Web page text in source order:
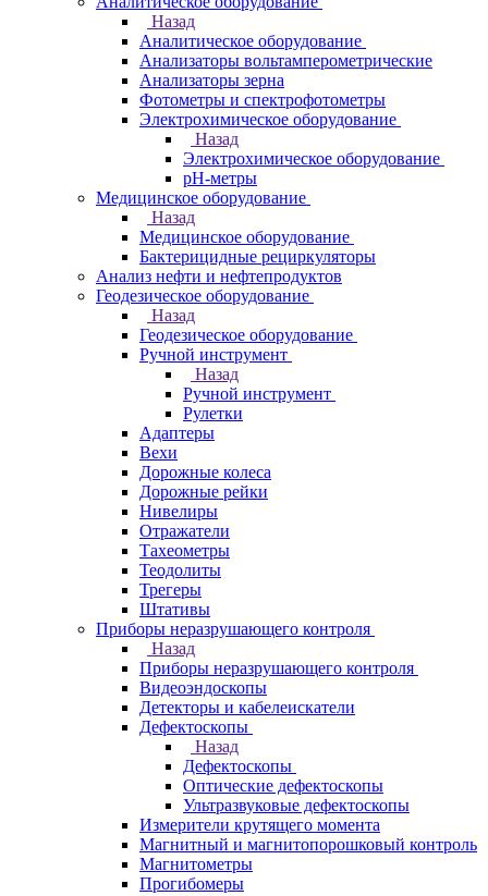
Назад
Аналитическое оборудование
Анализаторы вольтамперометрические
Анализаторы зерна
Фотометры и спектрофотометры
Электрохимическое оборудование
Назад
Электрохимическое оборудование
pH-метры
Медицинское оборудование
Назад
Медицинское оборудование
Бактерицидные рециркуляторы
Анализ нефти и нефтепродуктов
Геодезическое оборудование
Назад
Геодезическое оборудование
Ручной инструмент
Назад
Ручной инструмент
Рулетки
Адаптеры
Вехи
Дорожные колеса
Дорожные рейки
Нивелиры
Отражатели
Тахеометры
Теодолиты
Трегеры
Штативы
Приборы неразрушающего контроля
Назад
Приборы неразрушающего контроля
Видеоэндоскопы
Детекторы и кабелеискатели
Дефектоскопы
Назад
Дефектоскопы
Оптические дефектоскопы
Ультразвуковые дефектоскопы
Измерители крутящего момента
Магнитный и магнитопорошковый контроль
Магнитометры
Прогибомеры